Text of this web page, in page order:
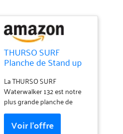
THURSO SURF
Planche de Stand up
Tout-Terrain - 132 335
x 81 x 15 cm - Pagaie
avec Tige en Carbone
- Sac à Dos à roulettes
- Pompe électrique
La THURSO SURF
Waterwalker 132 est notre
plus grande planche de
paddle gonflable
polyvalente. L'intégration